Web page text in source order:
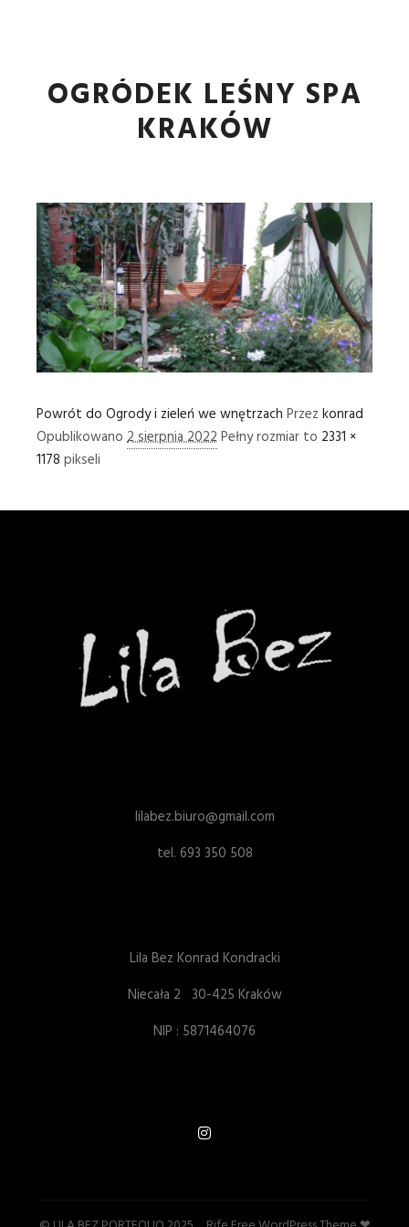
OGRÓDEK LEŚNY SPA
KRAKÓW
Powrót do Ogrody i zieleń we wnętrzach Przez konrad
Opublikowano 2 sierpnia 2022 Pełny rozmiar to 2331 ×
1178 pikseli
lilabez.biuro@gmail.com
tel. 693 350 508
Lila Bez Konrad Kondracki
Niecała 2 30-425 Kraków
NIP : 5871464076